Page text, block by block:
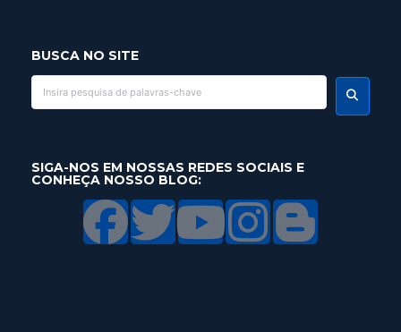
BUSCA NO SITE
SIGA-NOS EM NOSSAS REDES SOCIAIS E
CONHEÇA NOSSO BLOG: